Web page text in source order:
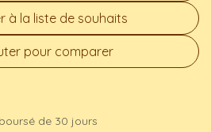
pour comparer
à la liste de souhaits
de 30 jours